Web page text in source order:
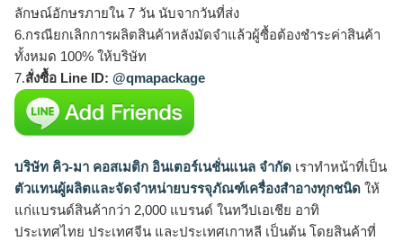
ลักษณ์อักษรภายใน 7 วัน นับจากวันที่ส่ง
6.กรณียกเลิกการผลิตสินค้าหลังมัดจำแล้วผู้ซื้อต้องชำระค่าสินค้า
ทั้งหมด 100% ให้บริษัท
7.สั่งซื้อ Line ID: @qmapackage
บริษัท คิว-มา คอสเมติก อินเตอร์เนชั่นแนล จำกัด เราทำหน้าที่เป็น
ตัวแทนผู้ผลิตและจัดจำหน่ายบรรจุภัณฑ์เครื่องสำอางทุกชนิด ให้
แก่แบรนด์สินค้ากว่า 2,000 แบรนด์ ในทวีปเอเชีย อาทิ
ประเทศไทย ประเทศจีน และประเทศเกาหลี เป็นต้น โดยสินค้าที่